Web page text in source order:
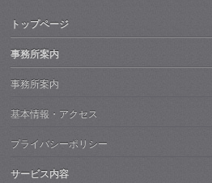
トップページ
事務所案内
事務所案内
基本情報・アクセス
プライバシーポリシー
サービス内容